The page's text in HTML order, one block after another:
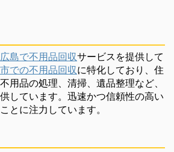
広島で不用品回収サービスを提供して
での不用品回収に特化しており、住
用品の処理、清掃、遺品整理など、
しています。迅速かつ信頼性の高い
とに注力しています。